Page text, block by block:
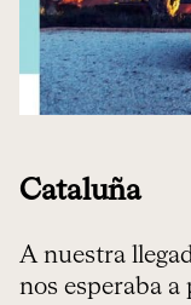
Cataluña
A nuestra
nos esperaba